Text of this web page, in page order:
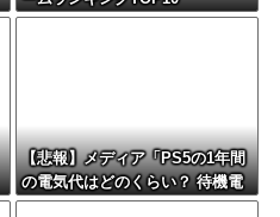
【悲報】メディア「PS5の1年間
の電気代はどのくらい？ 待機電
力には注意すべき？」